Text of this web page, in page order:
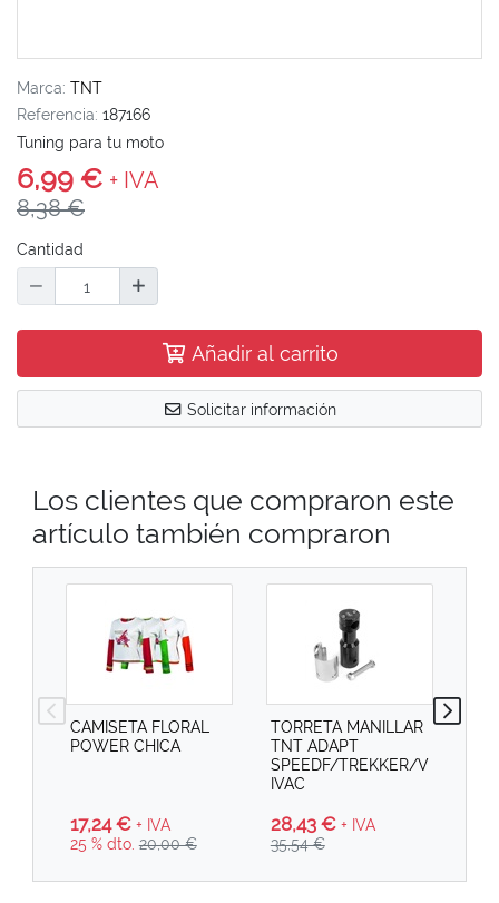
Marca: TNT
Referencia: 187166
Tuning para tu moto
6,99 € + IVA
8,38 €
Cantidad
Añadir al carrito
Solicitar información
Los clientes que compraron este
artículo también compraron
CAMISETA FLORAL
POWER CHICA
17,24 € + IVA
25 % dto. 20,00 €
TORRETA MANILLAR
TNT ADAPT
SPEEDF/TREKKER/V
IVAC
28,43 € + IVA
35,54 €